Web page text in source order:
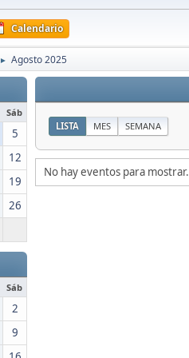
Calendario
► Agosto 2025
Sáb
5
12
19
26
Sáb
2
9
LISTA MES SEMANA
No hay eventos para mostrar.